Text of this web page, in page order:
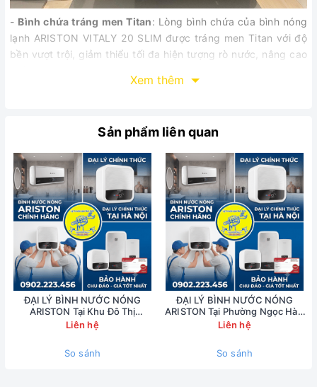
- Bình chứa tráng men Titan: Lòng bình chứa của bình nóng
lạnh ARISTON VITALY 20 SLIM được tráng men Titan với độ
bền vượt trội, giảm thiểu tối đa hiện tượng rò nước, nâng cao
dao chống rò điện ELCB, bình sẽ tự động ngắt điện khi có
hiện tượng rò điện dù chỉ là nhỏ nhất, đảm bảo an toàn tuyệt
đối cho người sử dụng.
- Vỏ chống thấm nước
: Vỏ bình nóng lạnh ARISTON VITALY
20 SLIM với khả năng chống thấm ưu việt đạt tiêu chuẩn
IPX1, giúp phòng tránh các hiện tượng chập do nước gây ra.
Lớp cách nhiệt mật độ cao
: Mọi bình nước nóng gián tiếp
Ariston đều được trang bị lời nhựa cách nhiệt bằng
Polyurethane dày, mật độ cao giúp hạn chế tối đa sự thấm
thoát nhiệt và tổn thất năng lượng, góp phần tiết kiêm điện
năng
Xem thêm
Sản phẩm liên quan
ĐẠI LÝ BÌNH NƯỚC NÓNG
ARISTON Tại Khu Đô Thị
CIPUTRA - 0902223456
Liên hệ
So sánh
ĐẠI LÝ BÌNH NƯỚC NÓNG
ARISTON Tại Phường Ngọc Hà -
0902223456
Liên hệ
So sánh